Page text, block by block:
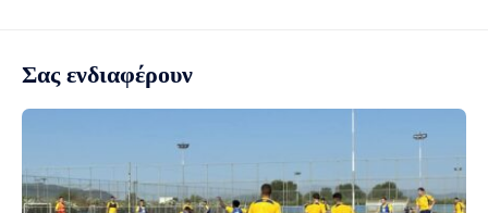
Σας ενδιαφέρουν